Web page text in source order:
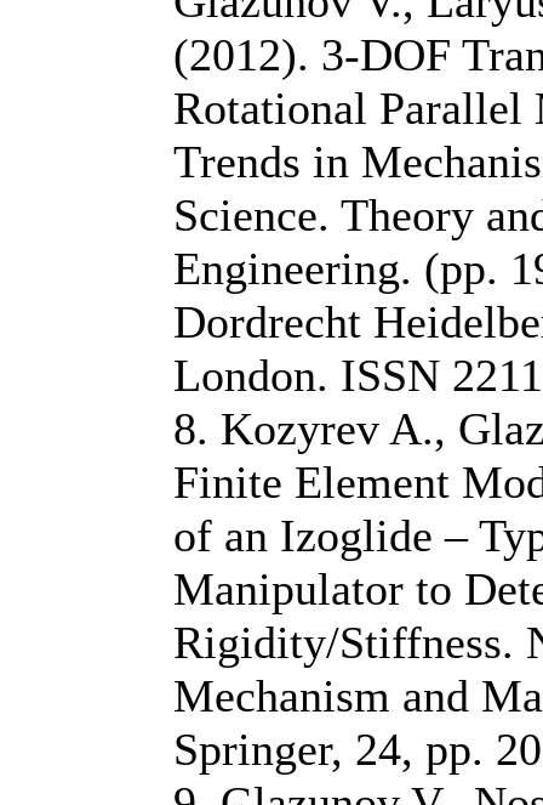
(2012). 3-DOF
Rotational Parallel
Trends in
Science. Theory
Engineering. (pp.
Dordrecht
London. ISSN
8. Kozyrev A.,
Finite Element
of an Izoglide –
Manipulator to
Rigidity/Stiffness.
Mechanism and
Springer, 24, pp.